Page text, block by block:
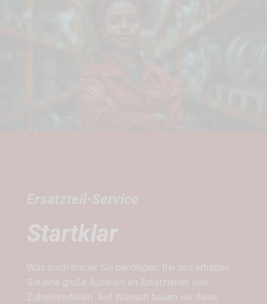
Startklar
Was auch immer Sie benötigen. Bei uns erhalten
Sie eine große Auswahl an Ersatzteilen und
Zubehörartikeln. Auf Wunsch bauen wir diese